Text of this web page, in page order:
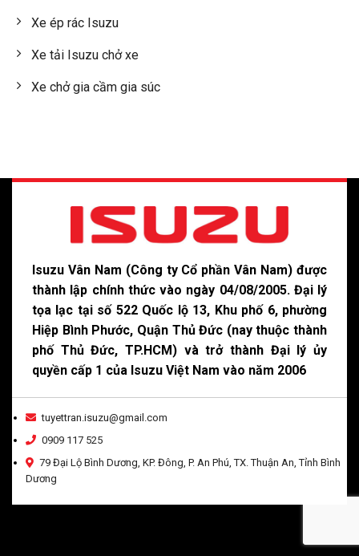
Xe ép rác Isuzu
Xe tải Isuzu chở xe
Xe chở gia cầm gia súc
Isuzu Vân Nam (Công ty Cổ phần Vân Nam) được
thành lập chính thức vào ngày 04/08/2005. Đại lý
tọa lạc tại số 522 Quốc lộ 13, Khu phố 6, phường
Hiệp Bình Phước, Quận Thủ Đức (nay thuộc thành
phố Thủ Đức, TP.HCM) và trở thành Đại lý ủy
quyền cấp 1 của Isuzu Việt Nam vào năm 2006
tuyettran.isuzu@gmail.com
0909 117 525
79 Đại Lộ Bình Dương, KP. Đông, P. An Phú, TX. Thuận An, Tỉnh Bình
Dương